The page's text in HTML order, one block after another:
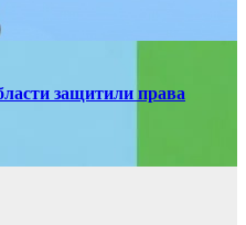
защитили права